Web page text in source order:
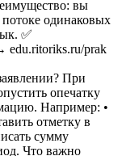
вы
одинаковых
✅
edu.ritoriks.ru/prak
При
опечатку
Например: •
отметку в
сумму
Что важно